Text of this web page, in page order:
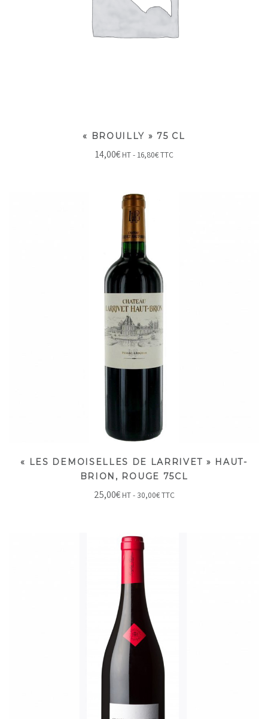
« BROUILLY » 75 CL
14,00€ HT - 16,80€TTC
« LES DEMOISELLES DE LARRIVET » HAUT-
BRION, ROUGE 75CL
25,00€ HT -30,00€TTC